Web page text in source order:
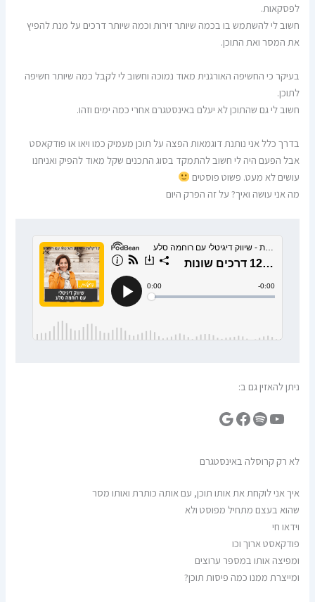
לפסקאות.
חשוב לי להשתמש בו בכמה שיותר זירות וכמה שיותר דרכים על מנת להפיץ
את המסר ואת התוכן.
בעיקר כי החשיפה האורגנית מאוד נמוכה וחשוב לי לקבל כמה שיותר חשיפה
לתוכן.
חשוב לי גם שהתוכן לא יעלם באינסטגרם אחרי כמה ימים וזהו.
בדרך כלל אני נותנת דוגמאות הפצה על תוכן מעמיק כמו ויאו או פודקאסט
אבל הפעם היה לי חשוב להתמקד בסוג התכנים שקל מאוד להפיק ואניחנו
עושים לא מעט. פשוט פוסטים
מה אני עושה ואיך? על זה הפרק היום
ניתן להאזין גם ב:
לא רק קרוסלה באינסטגרם
איך אני לוקחת את אותו תוכן, עם אותה כותרת ואותו מסר
שהוא בעצם מתחיל מפוסט ולא
וידאו חי
פודקאסט ארוך וכו
ומפיצה אותו במספר ערוצים
ומייצרת ממנו כמה פיסות תוכן?